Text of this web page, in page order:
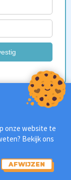
kiest, let
aspecten:
het
dat
gewicht
onze website te
Bekijk ons
AFWIJZEN